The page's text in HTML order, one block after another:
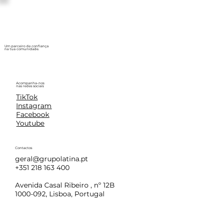
Um parceiro de confiança
na tua comunidade.
Acompanha-nos
nas redes sociais
TikTok
Instagram
Facebook
Youtube
Contactos
geral@grupolatina.pt
+351 218 163 400
Avenida Casal Ribeiro , nº 12B
1000-092, Lisboa, Portugal